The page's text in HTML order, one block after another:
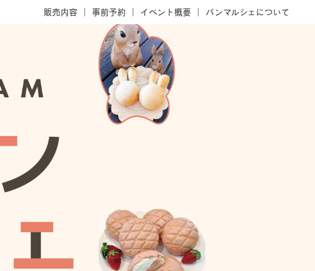
販売内容 事前予約 イベント概要 パンマルシェについて